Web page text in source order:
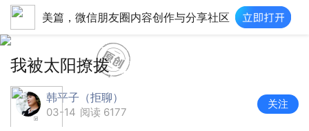
美篇，微信朋友圈内容创作与分享社区
我被太阳撩拨
韩平子（拒聊）
03-14 阅读 6177
关注